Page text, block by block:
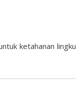
ketahanan